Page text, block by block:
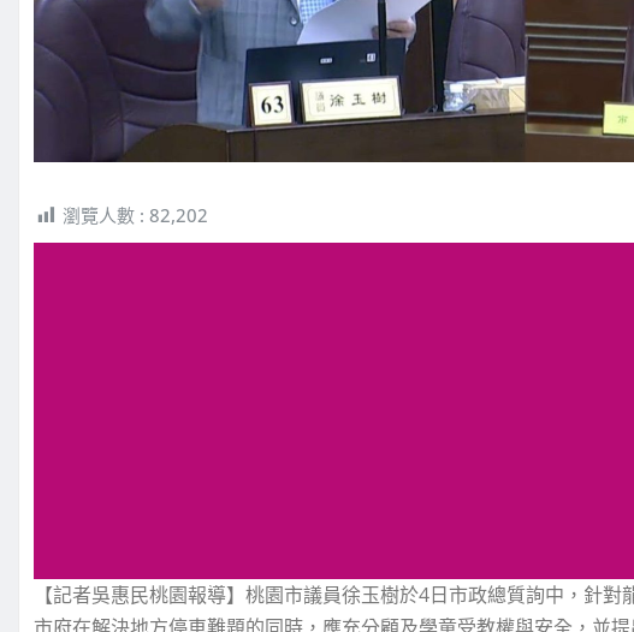
瀏覽人數 : 82,202
【記者吳惠民桃園報導】桃園市議員徐玉樹於4日市政總質詢中，針